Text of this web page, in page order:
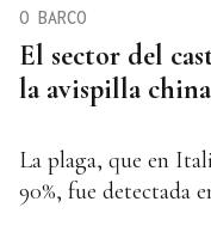
El sector del
la avispilla china
O BARCO
La plaga, que en
90%, fue detectada